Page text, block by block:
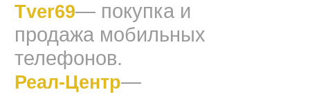
Tver69— покупка и
продажа мобильных
телефонов.
Реал-Центр—